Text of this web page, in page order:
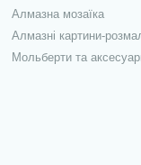
Алмазна мозаїка
Алмазні картини-
Мольберти та